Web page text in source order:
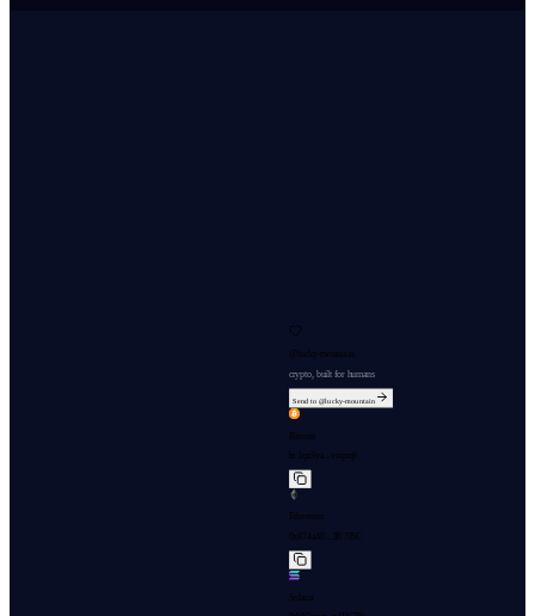
@ lucky-mountain
crypto, built for humans
Send to @lucky-mountain
Bitcoin
bc1qz3ya...vcquq9
Ethereum
0x874a40...3B705C
Solana